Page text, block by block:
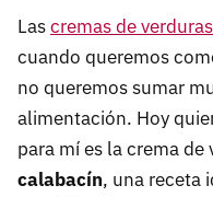
Lascremas de verduras
cuando queremos
no queremos sumar
alimentación. Hoy
para mí es la crema
calabacín, una receta